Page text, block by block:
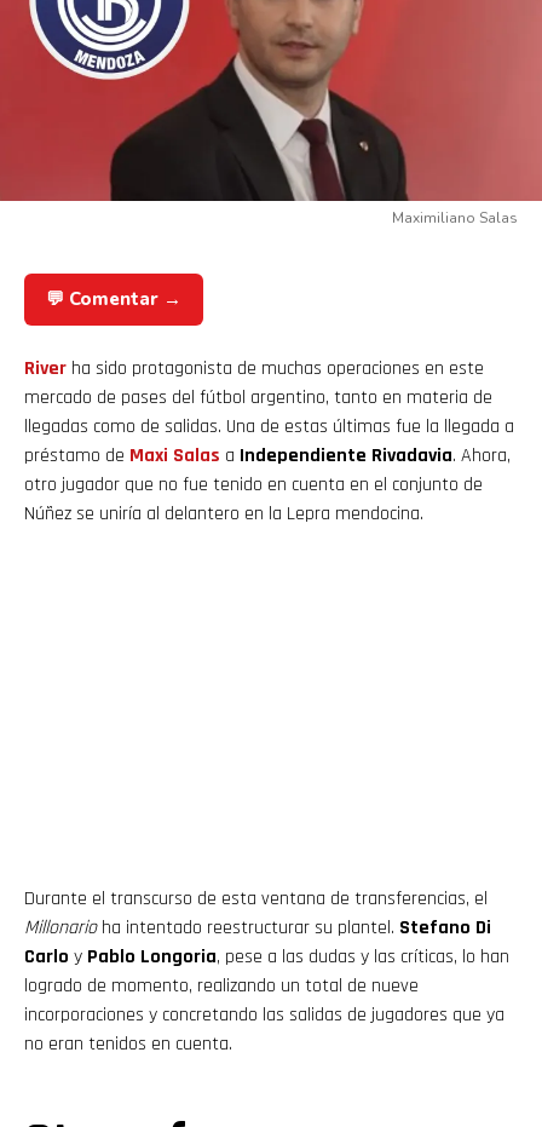
Maximiliano Salas
💬 Comentar →
River ha sido protagonista de muchas operaciones en este
mercado de pases del fútbol argentino, tanto en materia de
llegadas como de salidas. Una de estas últimas fue la llegada a
préstamo de Maxi Salas a Independiente Rivadavia. Ahora,
otro jugador que no fue tenido en cuenta en el conjunto de
Núñez se uniría al delantero en la Lepra mendocina.
Durante el transcurso de esta ventana de transferencias, el
Millonarioha intentado reestructurar su plantel. Stefano Di
Carlo y Pablo Longoria, pese a las dudas y las críticas, lo han
logrado de momento, realizando un total de nueve
incorporaciones y concretando las salidas de jugadores que ya
no eran tenidos en cuenta.